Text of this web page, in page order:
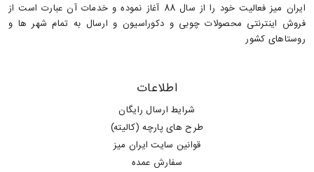
ایران میز فعالیت خود را از سال 88 آغاز نموده و خدمات آن عبارت است از
فروش اینترنتی محصولات چوبی و دکوراسیون و ارسال به تمام شهر ها و
روستاهای کشور
اطلاعات
شرایط ارسال رایگان
طرح های پارچه (کالیته)
قوانین سایت ایران میز
سفارش عمده